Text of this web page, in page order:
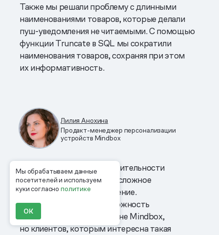
Мы обрабатываем данные
посетителей и используем
куки согласнополитике
ОК
Также мы решали проблему с длинными
наименованиями товаров, которые делали
пуш-уведомления не читаемыми. С помощью
функции Truncate в SQL мы сократили
наименования товаров, сохраняя при этом
их информативность.
Лилия Анохина
Продакт-менеджер персонализации
устройств Mindbox
Отслеживать данные о длительности
сессии — действительно сложное
и ресурсозатратное решение.
Мы рассматривали возможность
реализовать его на стороне Mindbox,
но клиентов, которым интересна такая